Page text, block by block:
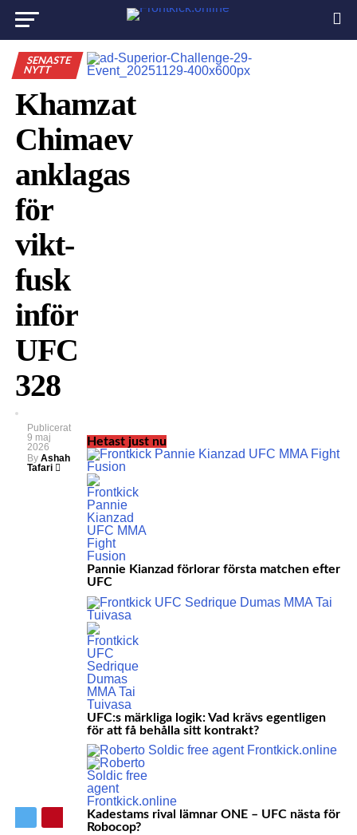
SENASTE
NYTT
Khamzat
Chimaev
anklagas
för
vikt-
fusk
inför
UFC
328
Publicerat
9 maj
2026
By Ashah
Tafari
Hetast just nu
Pannie Kianzad förlorar första matchen efter
UFC
UFC:s märkliga logik: Vad krävs egentligen
för att få behålla sitt kontrakt?
Kadestams rival lämnar ONE – UFC nästa för
Robocop?